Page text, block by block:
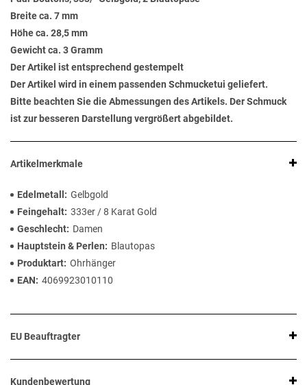
Breite ca. 7 mm
Höhe ca. 28,5 mm
Gewicht ca. 3 Gramm
Der Artikel ist entsprechend gestempelt
Der Artikel wird in einem passenden Schmucketui geliefert.
Bitte beachten Sie die Abmessungen des Artikels. Der Schmuck
ist zur besseren Darstellung vergrößert abgebildet.
Artikelmerkmale
Edelmetall
Gelbgold
Feingehalt 333er / 8 Karat Gold
Geschlecht
Damen
Hauptstein & Perlen
Blautopas
Produktart Ohrhänger
EAN
4069923010110
EU Beauftragter
Kundenbewertung